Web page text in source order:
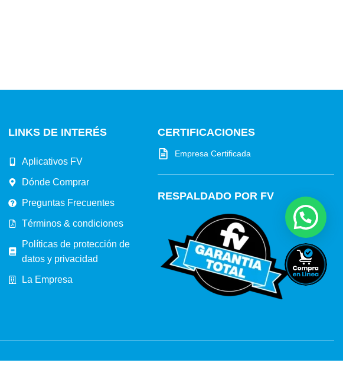
LINKS DE INTERÉS
Aplicativos FV
Dónde Comprar
Preguntas Frecuentes
Términos & condiciones
Políticas de protección de
datos y privacidad
La Empresa
CERTIFICACIONES
Empresa Certificada
RESPALDADO POR FV